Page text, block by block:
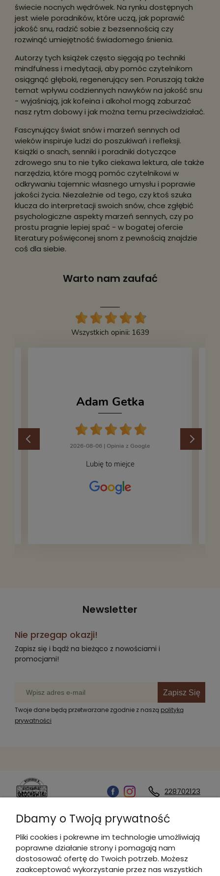
świecie nocnych wędrówek. Na rynku dostępnych
jest wiele poradników, które uczą, jak poprawić
jakość snu, radzić sobie z bezsennością czy
rozwinąć umiejętność świadomego śnienia.
Autorzy tych książek często sięgają po techniki
mindfulness i medytacji, aby pomóc czytelnikom
osiągnąć głęboki, regenerujący sen. Poruszają także
temat wpływu codziennych nawyków na jakość snu
- wyjaśniają, jak kofeina i alkohol mogą zaburzać
nasz rytm dobowy i jak można temu przeciwdziałać.
Fascynujący świat snów i marzeń sennych od
wieków inspiruje ludzi do poszukiwań i refleksji.
Książki o snach, senniki i poradniki dotyczące
zdrowego snu to nie tylko ciekawa lektura, ale także
narzędzia, które mogą pomóc czytelnikowi w
odkrywaniu tajemnic własnego umysłu i poprawie
jakości życia. Niezależnie od tego, czy ktoś szuka
klucza do interpretacji swoich snów, chce zgłębić
psychologiczne aspekty marzeń sennych, czy po
prostu pragnie lepiej spać - w bogatej ofercie
literatury poświęconej snom z pewnością znajdzie
coś dla siebie.
Warto nam zaufać
Wszystkich opinii: 1639
Adam Getka
2026-08-06 | Opinia z Google
Lubię to miejce
Newsletter
Nie przegap okazji!
Zapisz się i bądź na bieżąco z nowościami i
promocjami!
Zapisz Się
Twoje dane będą przetwarzane zgodnie z naszą polityką
prywatności
228702123
Kontakt
Informacje
Dbamy o Twoją prywatność
Pliki cookies i pokrewne im technologie umożliwiają
poprawne działanie strony i pomagają nam
dostosować ofertę do Twoich potrzeb. Możesz
zaakceptować wykorzystanie przez nas wszystkich